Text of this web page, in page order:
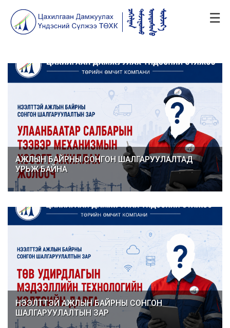
☰
АЖЛЫН БАЙРНЫ СОНГОН ШАЛГАРУУЛАЛТАД
УРЬЖ БАЙНА
НЭЭЛТТЭЙ АЖЛЫН БАЙРНЫ СОНГОН
ШАЛГАРУУЛАЛТЫН ЗАР